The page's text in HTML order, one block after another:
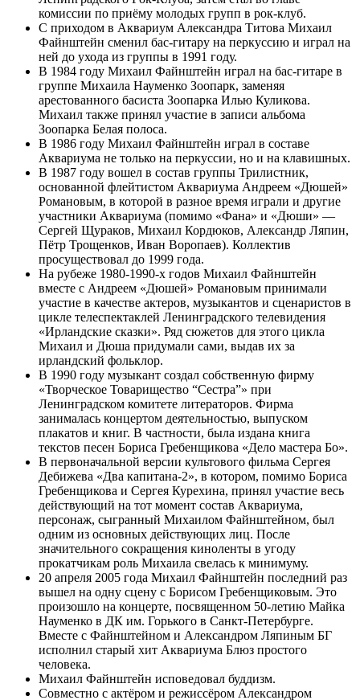
комиссии по приёму молодых групп в рок-клуб.
С приходом в Аквариум Александра Титова Михаил
Файнштейн сменил бас-гитару на перкуссию и играл на
ней до ухода из группы в 1991 году.
В 1984 году Михаил Файнштейн играл на бас-гитаре в
группе Михаила Науменко Зоопарк, заменяя
арестованного басиста Зоопарка Илью Куликова.
Михаил также принял участие в записи альбома
Зоопарка Белая полоса.
В 1986 году Михаил Файнштейн играл в составе
Аквариума не только на перкуссии, но и на клавишных.
В 1987 году вошел в состав группы Трилистник,
основанной флейтистом Аквариума Андреем «Дюшей»
Романовым, в которой в разное время играли и другие
участники Аквариума (помимо «Фана» и «Дюши» —
Сергей Щураков, Михаил Кордюков, Александр Ляпин,
Пётр Трощенков, Иван Воропаев). Коллектив
просуществовал до 1999 года.
На рубеже 1980-1990-х годов Михаил Файнштейн
вместе с Андреем «Дюшей» Романовым принимали
участие в качестве актеров, музыкантов и сценаристов в
цикле телеспектаклей Ленинградского телевидения
«Ирландские сказки». Ряд сюжетов для этого цикла
Михаил и Дюша придумали сами, выдав их за
ирландский фольклор.
В 1990 году музыкант создал собственную фирму
«Творческое Товарищество “Сестра”» при
Ленинградском комитете литераторов. Фирма
занималась концертом деятельностью, выпуском
плакатов и книг. В частности, была издана книга
текстов песен Бориса Гребенщикова «Дело мастера Бо».
В первоначальной версии культового фильма Сергея
Дебижева «Два капитана-2», в котором, помимо Бориса
Гребенщикова и Сергея Курехина, принял участие весь
действующий на тот момент состав Аквариума,
персонаж, сыгранный Михаилом Файнштейном, был
одним из основных действующих лиц. После
значительного сокращения киноленты в угоду
прокатчикам роль Михаила свелась к минимуму.
20 апреля 2005 года Михаил Файнштейн последний раз
вышел на одну сцену с Борисом Гребенщиковым. Это
произошло на концерте, посвященном 50-летию Майка
Науменко в ДК им. Горького в Санкт-Петербурге.
Вместе с Файнштейном и Александром Ляпиным БГ
исполнил старый хит Аквариума Блюз простого
человека.
Михаил Файнштейн исповедовал буддизм.
Совместно с актёром и режиссёром Александром